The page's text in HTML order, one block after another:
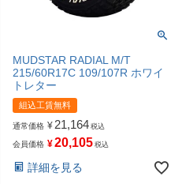
MUDSTAR RADIAL M/T
215/60R17C 109/107R ホワイ
トレター
組込工賃無料
通常価格 ¥ 21,164 税込
会員価格 ¥20,105 税込
詳細を見る